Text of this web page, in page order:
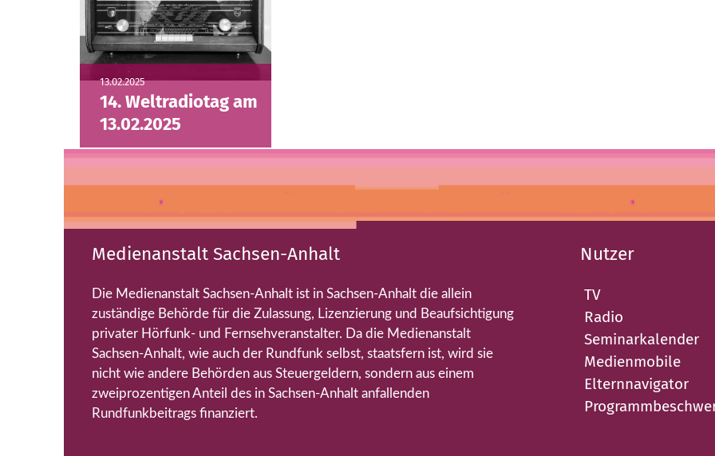
13.02.2025
14. Weltradiotag am
13.02.2025
Medienanstalt Sachsen-Anhalt
Die Medienanstalt Sachsen-Anhalt ist in Sachsen-Anhalt die allein
zuständige Behörde für die Zulassung, Lizenzierung und Beaufsichtigung
privater Hörfunk- und Fernsehveranstalter. Da die Medienanstalt
Sachsen-Anhalt, wie auch der Rundfunk selbst, staatsfern ist, wird sie
nicht wie andere Behörden aus Steuergeldern, sondern aus einem
zweiprozentigen Anteil des in Sachsen-Anhalt anfallenden
Rundfunkbeitrags finanziert.
Nutzer
TV
Radio
Seminarkalender
Medienmobile
Elternnavigator